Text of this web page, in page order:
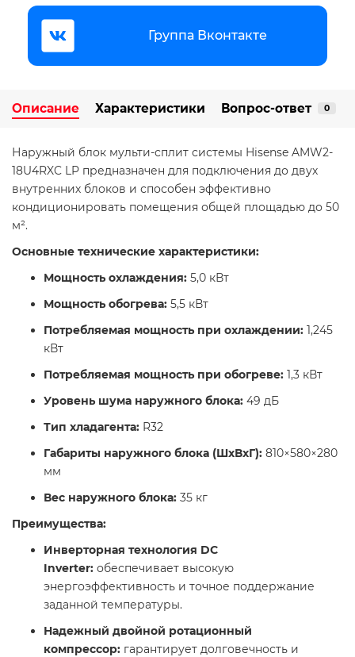
Группа Вконтакте
Описание Характеристики Вопрос-ответ 0
Наружный блок мульти-сплит системы Hisense AMW2-
18U4RXC LP предназначен для подключения до двух
внутренних блоков и способен эффективно
кондиционировать помещения общей площадью до 50
м².
Основные технические характеристики:
Мощность охлаждения: 5,0 кВт​
Мощность обогрева: 5,5 кВт​
Потребляемая мощность при охлаждении: 1,245
кВт
Потребляемая мощность при обогреве: 1,3 кВт​
Уровень шума наружного блока: 49 дБ​
Тип хладагента: R32​
Габариты наружного блока (ШхВхГ): 810×580×280
мм​
Вес наружного блока: 35 кг​
Преимущества:
Инверторная технология DC
Inverter: обеспечивает высокую
энергоэффективность и точное поддержание
заданной температуры.​
Надежный двойной ротационный
компрессор: гарантирует долговечность и